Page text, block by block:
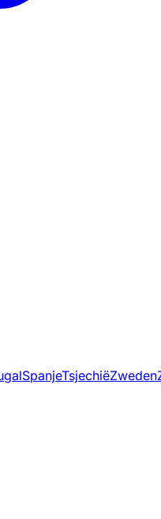
SpanjeTsjechiëZweden